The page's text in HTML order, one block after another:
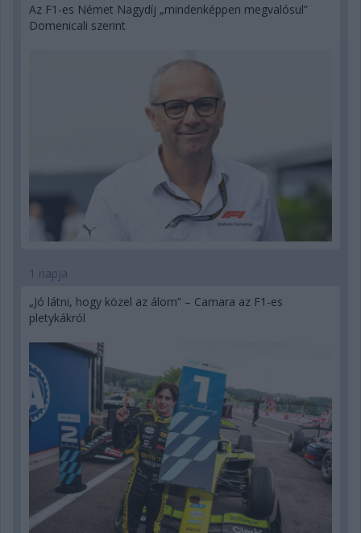
Az F1-es Német Nagydíj „mindenképpen megvalósul”
Domenicali szerint
1 napja
„Jó látni, hogy közel az álom” – Camara az F1-es
pletykákról